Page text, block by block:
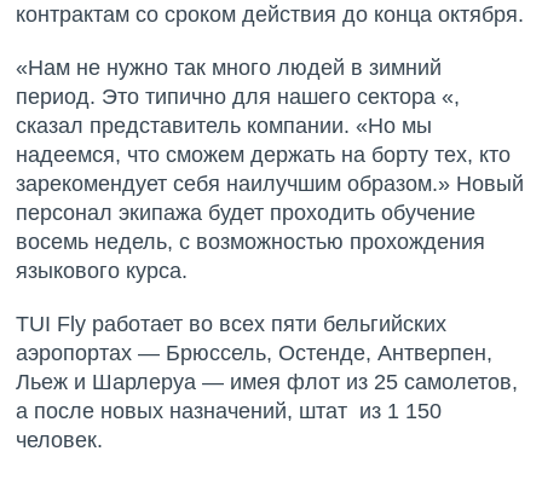
контрактам со сроком действия до конца октября.
«Нам не нужно так много людей в зимний
период. Это типично для нашего сектора «,
сказал представитель компании. «Но мы
надеемся, что сможем держать на борту тех, кто
зарекомендует себя наилучшим образом.» Новый
персонал экипажа будет проходить обучение
восемь недель, с возможностью прохождения
языкового курса.
TUI Fly работает во всех пяти бельгийских
аэропортах — Брюссель, Остенде, Антверпен,
Льеж и Шарлеруа — имея флот из 25 самолетов,
а после новых назначений, штат из 1 150
человек.